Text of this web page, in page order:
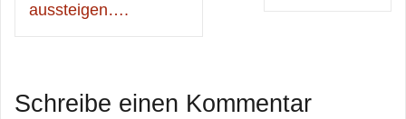
aussteigen….
Schreibe einen Kommentar